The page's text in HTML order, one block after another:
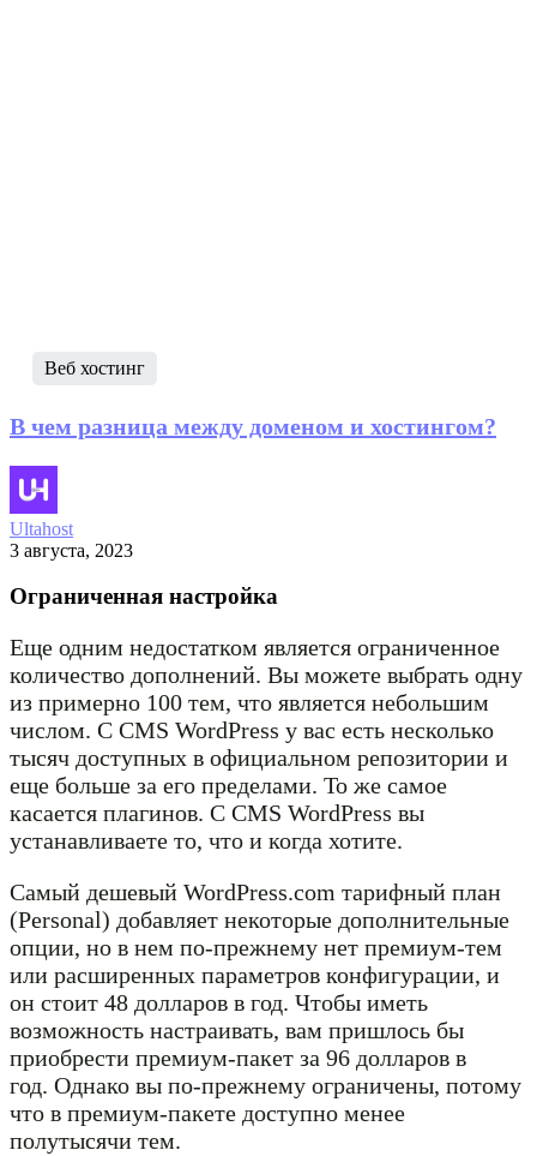
Веб хостинг
В чем разница между доменом и хостингом?
Ultahost
3 августа, 2023
Ограниченная настройка
Еще одним недостатком является ограниченное
количество дополнений. Вы можете выбрать одну
из примерно 100 тем, что является небольшим
числом. С CMS WordPress у вас есть несколько
тысяч доступных в официальном репозитории и
еще больше за его пределами. То же самое
касается плагинов. С CMS WordPress вы
устанавливаете то, что и когда хотите.
Самый дешевый WordPress.com тарифный план
(Personal) добавляет некоторые дополнительные
опции, но в нем по-прежнему нет премиум-тем
или расширенных параметров конфигурации, и
он стоит 48 долларов в год. Чтобы иметь
возможность настраивать, вам пришлось бы
приобрести премиум-пакет за 96 долларов в
год. Однако вы по-прежнему ограничены, потому
что в премиум-пакете доступно менее
полутысячи тем.